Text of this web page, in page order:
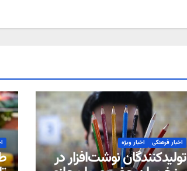
اخبار فرهنگی اخبار ویژه
تولیدکنندگان نوشت‌افزار در